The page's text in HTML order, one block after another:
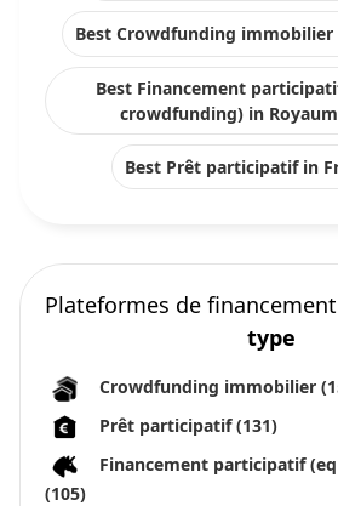
Best Crowdfunding immobilier
Best Financement
crowdfunding) in
Best Prêt participatif in
Plateformes de
type
Crowdfunding immobilier
Prêt participatif(131)
Financement participatif
(105)